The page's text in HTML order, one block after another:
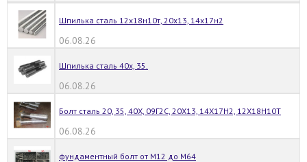
Шпилька сталь 12х18н10т, 20х13, 14х17н2
06.08.26
Шпилька сталь 40х, 35.
06.08.26
Болт сталь 20, 35, 40Х, 09Г2С, 20Х13, 14Х17Н2, 12Х18Н10Т
06.08.26
фундаментный болт от М12 до М64